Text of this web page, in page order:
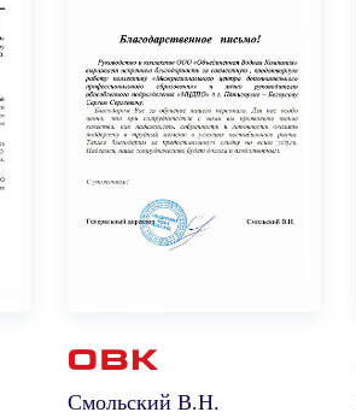
Смольский В.Н.